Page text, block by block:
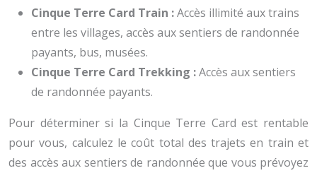
Cinque Terre Card Train :Accès illimité aux trains
entre les villages, accès aux sentiers de randonnée
payants, bus, musées.
Cinque Terre Card Trekking :Accès aux sentiers
de randonnée payants.
Pour déterminer si la Cinque Terre Card est rentable
pour vous, calculez le coût total des trajets en train et
des accès aux sentiers de randonnée que vous prévoyez